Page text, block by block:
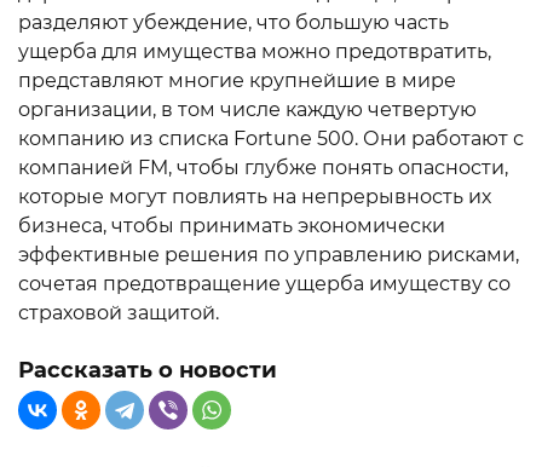
разделяют убеждение, что большую часть
ущерба для имущества можно предотвратить,
представляют многие крупнейшие в мире
организации, в том числе каждую четвертую
компанию из списка Fortune 500. Они работают с
компанией FM, чтобы глубже понять опасности,
которые могут повлиять на непрерывность их
бизнеса, чтобы принимать экономически
эффективные решения по управлению рисками,
сочетая предотвращение ущерба имуществу со
страховой защитой.
Рассказать о новости